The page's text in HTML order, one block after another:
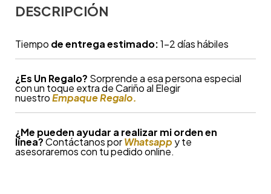
DESCRIPCIÓN
Tiempo de entrega estimado:1-2 días hábiles
¿Es Un Regalo? Sorprende a esa persona especial
con un toque extra de Cariño al Elegir
nuestroEmpaque Regalo.
¿Me pueden ayudar a realizar mi orden en
línea?Contáctanos por Whatsapp y te
asesoraremos con tu pedido online.